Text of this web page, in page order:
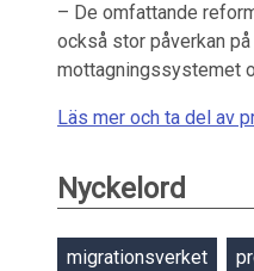
– De omfattande
också stor påverkan
mottagningssystemet
Läs mer och ta del av
Nyckelord
migrationsverket